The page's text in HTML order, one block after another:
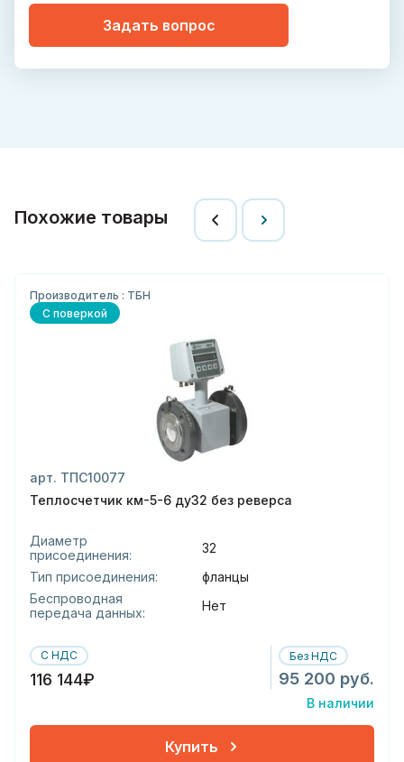
Задать вопрос
Похожие товары
Производитель : ТБН
С поверкой
арт. ТПС10077
Теплосчетчик км-5-6 ду32 без реверса
Диаметр
присоединения:
32
Тип присоединения:
фланцы
Беспроводная
передача данных:
Нет
С НДС
116 144₽
Без НДС
95 200 руб.
В наличии
Купить